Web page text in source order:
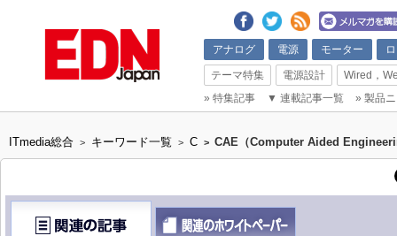
アナログ 電源 モーター
テーマ特集 電源設計
Wired，
» 特集記事 ▼ 連載記事一覧 » 製品
ITmedia総合 > キーワード一覧 > C > CAE（Computer Aided